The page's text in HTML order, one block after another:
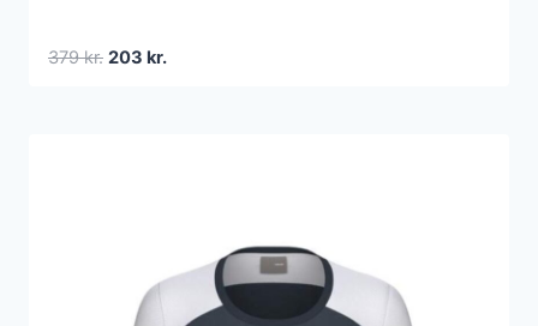
379kr. Den
203 kr.Den